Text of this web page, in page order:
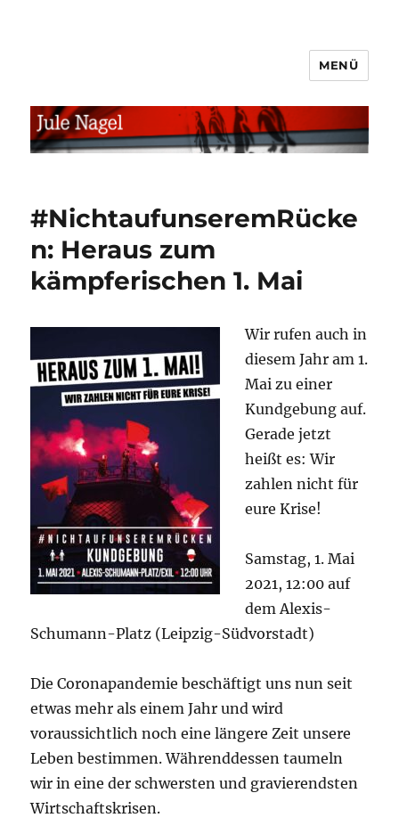
MENÜ
#NichtaufunseremRücke
n: Heraus zum
kämpferischen 1. Mai
Wir rufen auch in
diesem Jahr am 1.
Mai zu einer
Kundgebung auf.
Gerade jetzt
heißt es: Wir
zahlen nicht für
eure Krise!
Samstag, 1. Mai
2021, 12:00 auf
dem Alexis-
Schumann-Platz (Leipzig-Südvorstadt)
Die Coronapandemie beschäftigt uns nun seit
etwas mehr als einem Jahr und wird
voraussichtlich noch eine längere Zeit unsere
Leben bestimmen. Währenddessen taumeln
wir in eine der schwersten und gravierendsten
Wirtschaftskrisen.